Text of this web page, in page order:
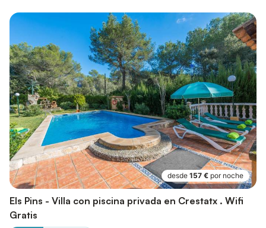
desde 157 € por noche
Els Pins - Villa con piscina privada en Crestatx . Wifi
Gratis